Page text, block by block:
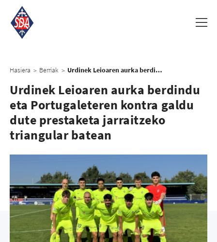
Hasiera > Berriak > Urdinek Leioaren aurka berdindu eta Portugaleteren kontra galdu dute prestaketa jarraitzeko triangular batean
Urdinek Leioaren aurka berdindu
eta Portugaleteren kontra galdu
dute prestaketa jarraitzeko
triangular batean